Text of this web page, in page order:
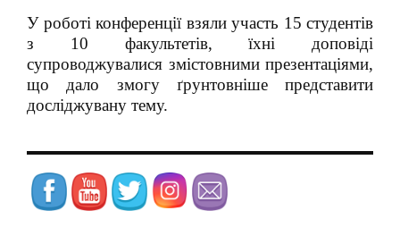
У роботі конференції взяли участь 15 студентів
з 10 факультетів, їхні доповіді
супроводжувалися змістовними презентаціями,
що дало змогу ґрунтовніше представити
досліджувану тему.